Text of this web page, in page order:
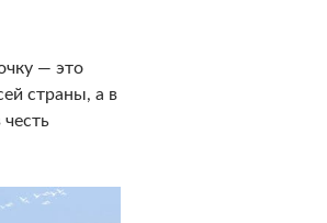
— это
страны, а в